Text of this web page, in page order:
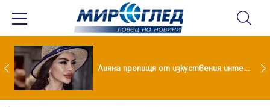
Популярен риалити герой заряза жена си заради друга Лияна пропищя от изкуствения интелект